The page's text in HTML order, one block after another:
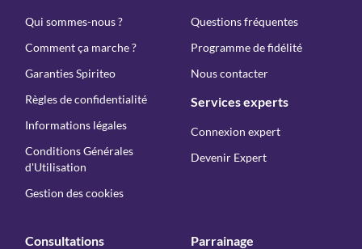
Qui sommes-nous ?
Comment ça marche ?
Garanties Spiriteo
Règles de confidentialité
Informations légales
Conditions Générales
d'Utilisation
Gestion des cookies
Questions fréquentes
Programme de fidélité
Nous contacter
Services experts
Connexion expert
Devenir Expert
Consultations Parrainage